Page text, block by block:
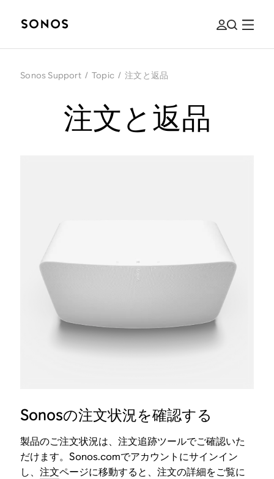
Sonos Support / Topic / 注文と返品
注文と返品
Sonosの注文状況を確認する
製品のご注文状況は、注文追跡ツールでご確認いた
だけます。Sonos.comでアカウントにサインイン
し、注文ページに移動すると、注文の詳細をご覧に